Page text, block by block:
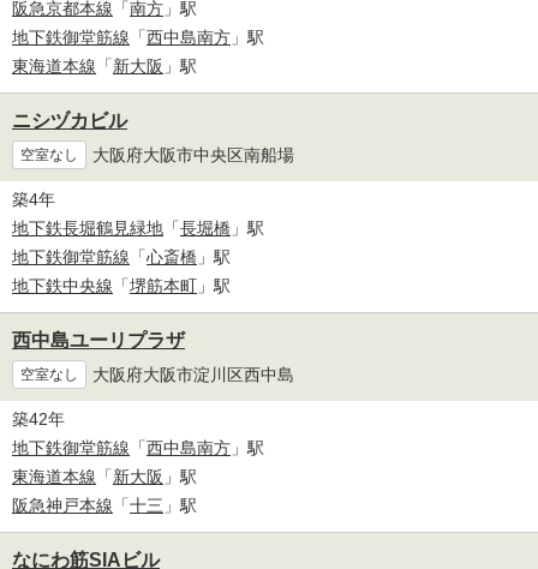
阪急京都本線 「南方 」駅
地下鉄御堂筋線 「西中島南方 」駅
東海道本線 「新大阪 」駅
ニシヅカビル
空室なし 大阪府大阪市中央区南船場
築4年
地下鉄長堀鶴見緑地 「長堀橋 」駅
地下鉄御堂筋線 「心斎橋 」駅
地下鉄中央線 「堺筋本町 」駅
西中島ユーリプラザ
空室なし 大阪府大阪市淀川区西中島
築42年
地下鉄御堂筋線 「西中島南方 」駅
東海道本線 「新大阪 」駅
阪急神戸本線 「十三 」駅
なにわ筋SIAビル